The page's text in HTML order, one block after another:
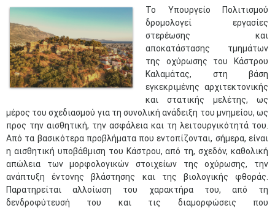
​Το Υπουργείο Πολιτισμού
δρομολογεί εργασίες
στερέωσης και
αποκατάστασης τμημάτων
της οχύρωσης του Κάστρου
Καλαμάτας, στη βάση
εγκεκριμένης αρχιτεκτονικής
και στατικής μελέτης, ως
μέρος του σχεδιασμού για τη συνολική ανάδειξη του μνημείου, ως
προς την αισθητική, την ασφάλεια και τη λειτουργικότητά του.
Από τα βασικότερα προβλήματα που εντοπίζονται, σήμερα, είναι
η αισθητική υποβάθμιση του Κάστρου, από τη, σχεδόν, καθολική
απώλεια των μορφολογικών στοιχείων της οχύρωσης, την
ανάπτυξη έντονης βλάστησης και της βιολογικής φθοράς.
Παρατηρείται αλλοίωση του χαρακτήρα του, από τη
δενδροφύτευσή του και τις διαμορφώσεις που